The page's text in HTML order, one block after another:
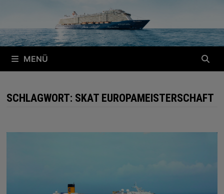
MENÜ
SCHLAGWORT: SKAT EUROPAMEISTERSCHAFT